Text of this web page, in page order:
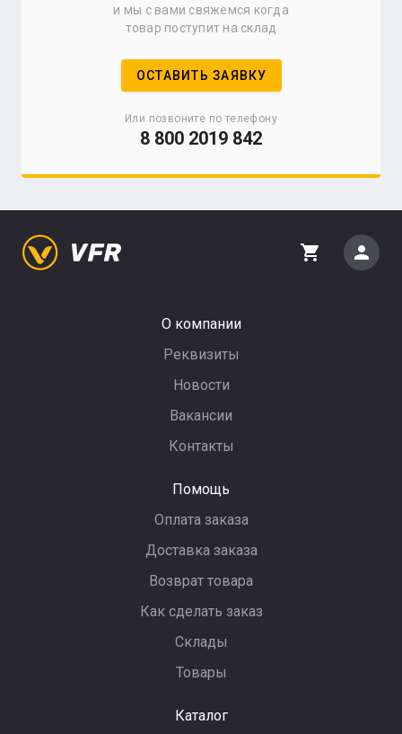
и мы с вами свяжемся когда
товар поступит на склад
ОСТАВИТЬ ЗАЯВКУ
Или позвоните по телефону
8 800 2019 842
О компании
Реквизиты
Новости
Вакансии
Контакты
Помощь
Оплата заказа
Доставка заказа
Возврат товара
Как сделать заказ
Склады
Товары
Каталог
shopping_cart person